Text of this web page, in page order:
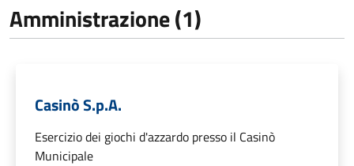
Amministrazione (1)
Casinò S.p.A.
Esercizio dei giochi d'azzardo presso il Casinò
Municipale